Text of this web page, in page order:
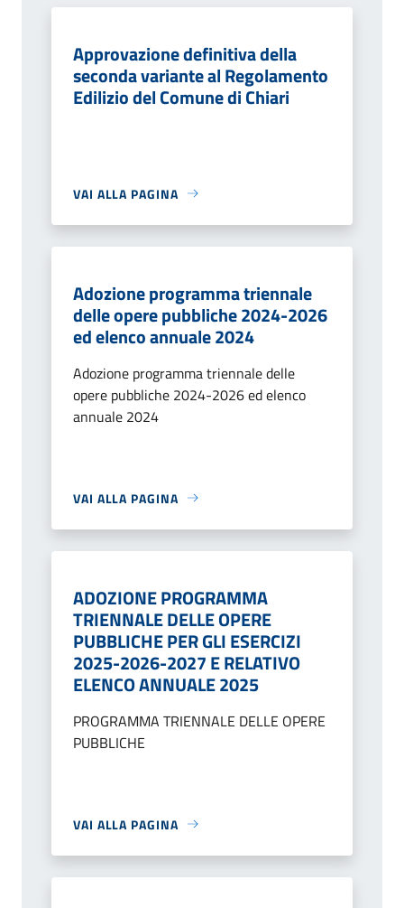
Approvazione definitiva della
seconda variante al Regolamento
Edilizio del Comune di Chiari
VAI ALLA PAGINA
Adozione programma triennale
delle opere pubbliche 2024-2026
ed elenco annuale 2024
Adozione programma triennale delle
opere pubbliche 2024-2026 ed elenco
annuale 2024
VAI ALLA PAGINA
ADOZIONE PROGRAMMA
TRIENNALE DELLE OPERE
PUBBLICHE PER GLI ESERCIZI
2025-2026-2027 E RELATIVO
ELENCO ANNUALE 2025
PROGRAMMA TRIENNALE DELLE OPERE
PUBBLICHE
VAI ALLA PAGINA